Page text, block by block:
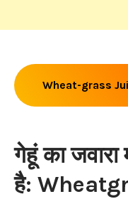
Wheat-grass
गेहूं का
है: